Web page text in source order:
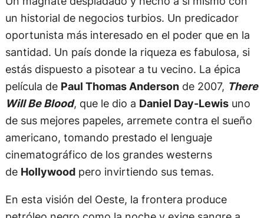
un historial de negocios turbios. Un predicador
oportunista más interesado en el poder que en la
santidad. Un país donde la riqueza es fabulosa, si
estás dispuesto a pisotear a tu vecino. La épica
película de Paul Thomas Andersonde 2007, There
Will Be Blood, que le dio a Daniel Day-Lewisuno
de sus mejores papeles, arremete contra el sueño
americano, tomando prestado el lenguaje
cinematográfico de los grandes westerns
de Hollywoodpero invirtiendo sus temas.
En esta visión del Oeste, la frontera produce